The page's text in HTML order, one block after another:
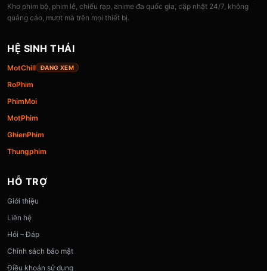
Kho phim bộ, phim lẻ, chiếu rạp, anime đa quốc gia, cập nhật 24/7, không
quảng cáo, mượt mà trên mọi thiết bị.
HỆ SINH THÁI
MotChill ĐANG XEM
RoPhim
PhimMoi
MotPhim
GhienPhim
Thungphim
HỖ TRỢ
Giới thiệu
Liên hệ
Hỏi – Đáp
Chính sách bảo mật
Điều khoản sử dụng